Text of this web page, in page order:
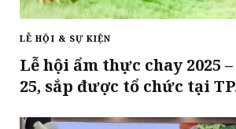
LỄ HỘI & SỰ KIỆN
Lễ hội ẩm thực chay 2025
25, sắp được tổ chức tại